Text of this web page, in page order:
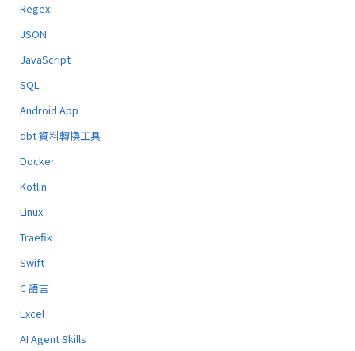
Regex
JSON
JavaScript
SQL
Android App
dbt 資料轉換工具
Docker
Kotlin
Linux
Traefik
Swift
C 語言
Excel
AI Agent Skills